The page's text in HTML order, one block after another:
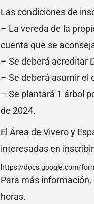
Las condiciones de
– La vereda de la
cuenta que se
– Se deberá acreditar
– Se deberá asumir el
– Se plantará 1 árbol
de 2024.
El Área de Vivero y
interesadas en
https://docs.google.com/
Para más
horas.